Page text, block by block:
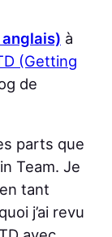
à
(Getting
de
parts que
Team. Je
tant
j’ai revu